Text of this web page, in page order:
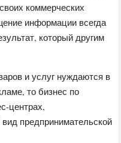
коммерческих
информации всегда
который другим
и услуг нуждаются в
то бизнес по
центрах,
предпринимательской